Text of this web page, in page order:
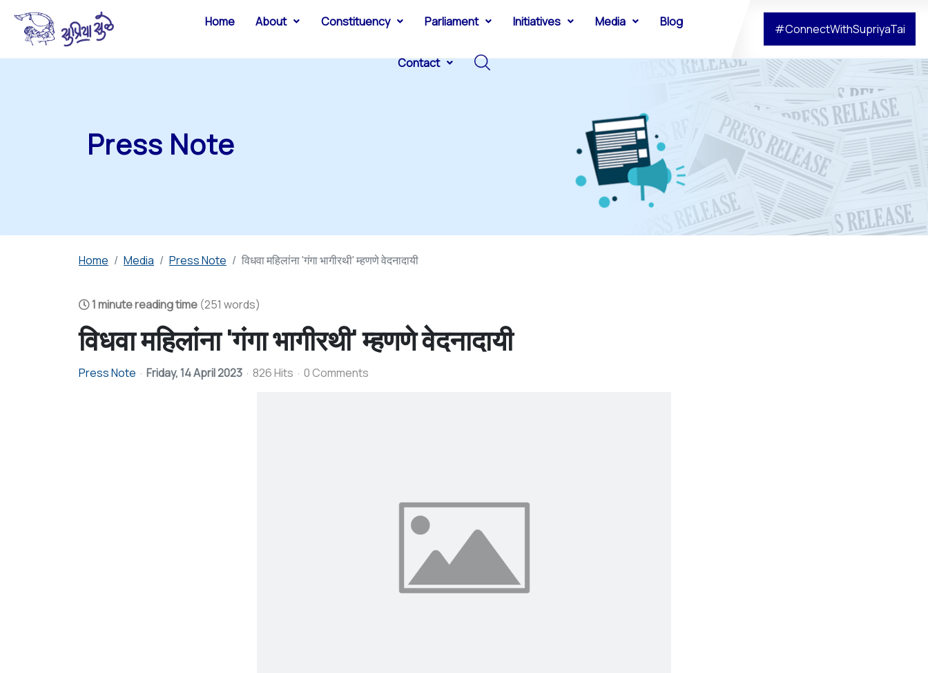
Home About Constituency Parliament Initiatives Media Blog
Contact
#ConnectWithSupriyaTai
Press Note
Home Media Press Note विधवा महिलांना 'गंगा भागीरथी' म्हणणे वेदनादायी
1 minute reading time (251 words)
विधवा महिलांना 'गंगा भागीरथी' म्हणणे वेदनादायी
Press Note Friday, 14 April 2023 826 Hits 0 Comments